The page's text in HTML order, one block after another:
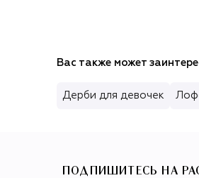
Вас также может
Дерби для девочек
ПОДПИШИТЕСЬ НА